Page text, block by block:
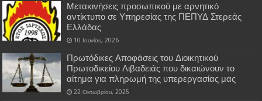
Μετακινήσεις προσωπικού με αρνητικό
αντίκτυπο σε Υπηρεσίας της ΠΕΠΥΔ Στερεάς
Ελλάδας
10 Ιουνίου, 2026
Πρωτόδικες Αποφάσεις του Διοικητικού
Πρωτοδικείου Λιβαδειάς που δικαιώνουν το
αίτημα για πληρωμή της υπερεργασίας μας
22 Οκτωβρίου, 2025